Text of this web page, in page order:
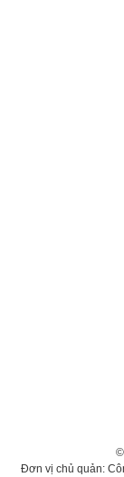
Đơn vị chủ quản: